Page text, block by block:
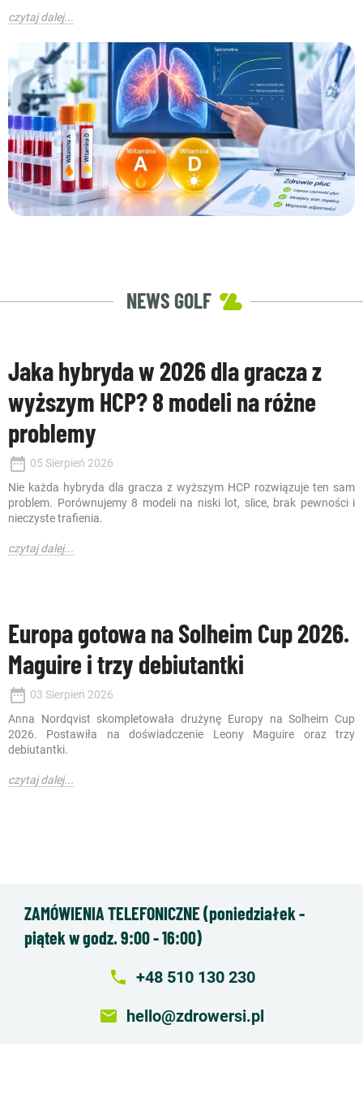
czytaj dalej...
NEWS GOLF
Jaka hybryda w 2026 dla gracza z
wyższym HCP? 8 modeli na różne
problemy
date_range 05 Sierpień 2026
Nie każda hybryda dla gracza z wyższym HCP rozwiązuje ten sam
problem. Porównujemy 8 modeli na niski lot, slice, brak pewności i
nieczyste trafienia.
czytaj dalej...
Europa gotowa na Solheim Cup 2026.
Maguire i trzy debiutantki
date_range 03 Sierpień 2026
Anna Nordqvist skompletowała drużynę Europy na Solheim Cup
2026. Postawiła na doświadczenie Leony Maguire oraz trzy
debiutantki.
czytaj dalej...
ZAMÓWIENIA TELEFONICZNE (poniedziałek -
piątek w godz. 9:00 - 16:00)
local_phone +48 510 130 230
email hello@zdrowersi.pl